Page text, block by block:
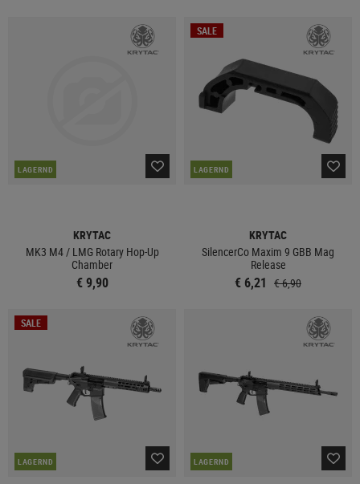
LAGERND
KRYTAC
MK3 M4 / LMG Rotary Hop-Up
Chamber
€ 9,90
SALE
LAGERND
KRYTAC
SilencerCo Maxim 9 GBB Mag
Release
€ 6,21 € 6,90
SALE
LAGERND LAGERND